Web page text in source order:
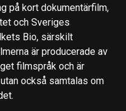
på kort dokumentärfilm,
och Sveriges
Bio, särskilt
är producerade av
filmspråk och är
också samtalas om